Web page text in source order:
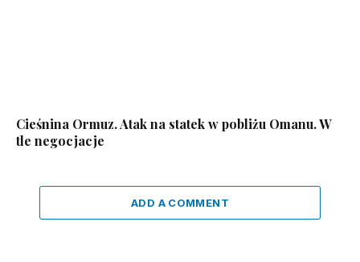
Cieśnina Ormuz. Atak na statek w pobliżu Omanu. W
tle negocjacje
ADD A COMMENT